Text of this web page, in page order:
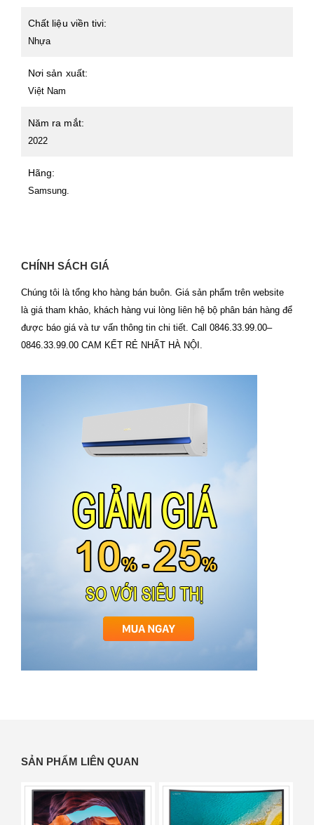
Chất liệu viền tivi:
Nhựa
Nơi sản xuất:
Việt Nam
Năm ra mắt:
2022
Hãng:
Samsung.
CHÍNH SÁCH GIÁ
Chúng tôi là tổng kho hàng bán buôn. Giá sản phẩm trên website
là giá tham khảo, khách hàng vui lòng liên hệ bộ phân bán hàng để
được báo giá và tư vấn thông tin chi tiết. Call 0846.33.99.00–
0846.33.99.00 CAM KẾT RẺ NHẤT HÀ NỘI.
SẢN PHẨM LIÊN QUAN